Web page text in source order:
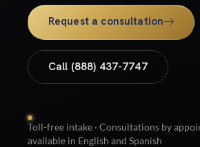
Request a consultation
Call (888) 437-7747
Toll-free intake · Consultations by
available in English and Spanish